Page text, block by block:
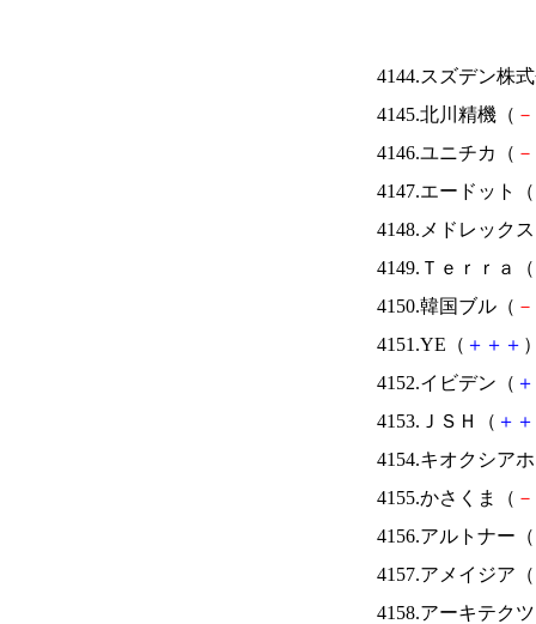
4144.スズデン株
4145.北川精機（ －
4146.ユニチカ（ －
4147.エードット（
4148.メドレック
4149.Ｔｅｒｒａ（
4150.韓国ブル（ －
4151.YE（ ＋ ＋ ＋
4152.イビデン（ ＋
4153.ＪＳＨ（ ＋ ＋
4154.キオクシア
4155.かさくま（ －
4156.アルトナー（
4157.アメイジア（
4158.アーキテク